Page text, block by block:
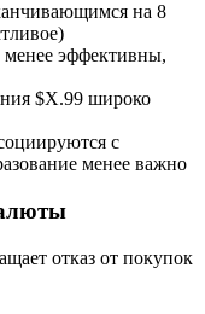
на 8
эффективны,
$X.99 широко
с
менее важно
отказ от покупок